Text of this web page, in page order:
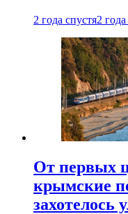
2 года спустя2
От первых
крымские
захотелось